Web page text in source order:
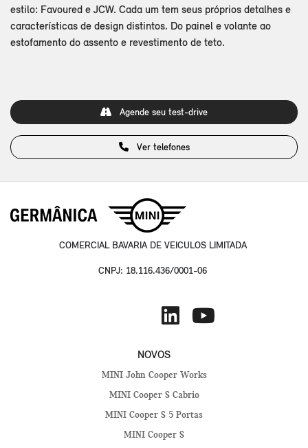
estilo: Favoured e JCW. Cada um tem seus próprios detalhes e
características de design distintos. Do painel e volante ao
estofamento do assento e revestimento de teto.
Ver telefones
Agende seu test-drive
COMERCIAL BAVARIA DE VEICULOS LIMITADA
CNPJ: 18.116.436/0001-06
NOVOS
MINI John Cooper Works
MINI Cooper S Cabrio
MINI Cooper S 5 Portas
MINI Cooper S